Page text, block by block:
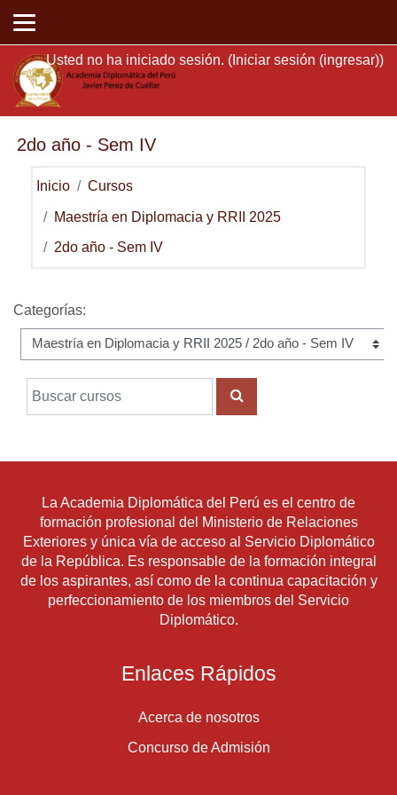
Usted no ha iniciado sesión. ( Iniciar sesión (ingresar))
2do año - Sem IV
Inicio Cursos
Maestría en Diplomacia y RRII 2025
2do año - Sem IV
Categorías:
Buscar cursos
BUSCAR CURSOS
La Academia Diplomática del Perú es el centro de
formación profesional del Ministerio de Relaciones
Exteriores y única vía de acceso al Servicio Diplomático
de la República. Es responsable de la formación integral
de los aspirantes, así como de la continua capacitación y
perfeccionamiento de los miembros del Servicio
Diplomático.
Enlaces Rápidos
Acerca de nosotros
Concurso de Admisión